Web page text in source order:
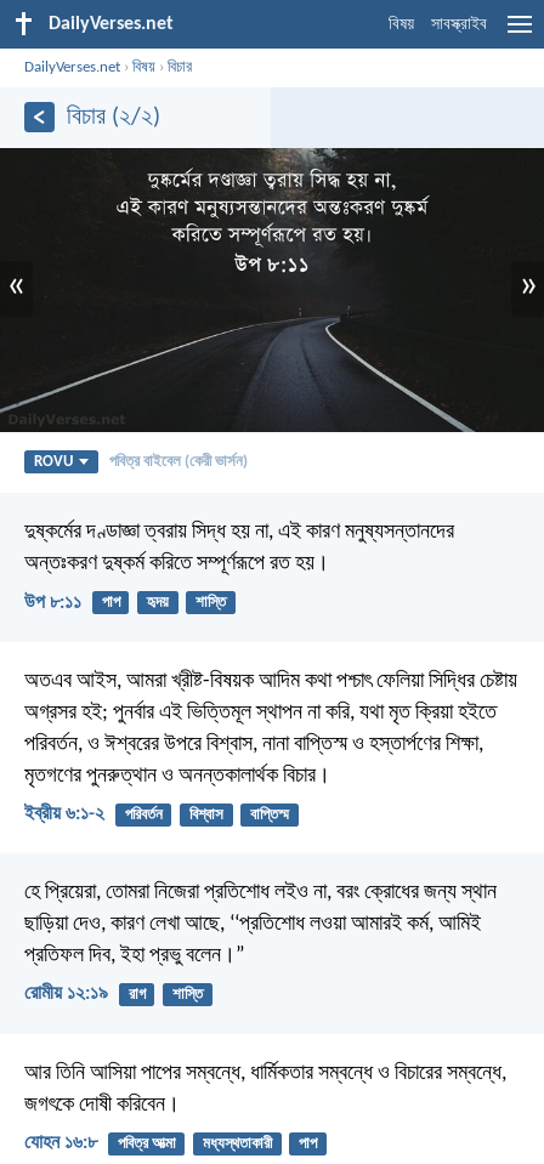
DailyVerses.net বিষয় সাবস্ক্রাইব
DailyVerses.net ›বিষয় ›বিচার
বিচার (২/২)
« »
ROVU পবিত্র বাইবেল (কেরী ভার্সন)
দুষ্কর্মের দণ্ডাজ্ঞা ত্বরায় সিদ্ধ হয় না, এই কারণ মনুষ্যসন্তানদের
অন্তঃকরণ দুষ্কর্ম করিতে সম্পূর্ণরূপে রত হয়।
উপ ৮:১১ পাপ হৃদয় শাস্তি
অতএব আইস, আমরা খ্রীষ্ট-বিষয়ক আদিম কথা পশ্চাৎ ফেলিয়া সিদ্ধির চেষ্টায়
অগ্রসর হই; পুনর্বার এই ভিত্তিমূল স্থাপন না করি, যথা মৃত ক্রিয়া হইতে
পরিবর্তন, ও ঈশ্বরের উপরে বিশ্বাস, নানা বাপ্তিস্ম ও হস্তার্পণের শিক্ষা,
মৃতগণের পুনরুত্থান ও অনন্তকালার্থক বিচার।
ইব্রীয় ৬:১-২ পরিবর্তন বিশ্বাস বাপ্তিস্ম
হে প্রিয়েরা, তোমরা নিজেরা প্রতিশোধ লইও না, বরং ক্রোধের জন্য স্থান
ছাড়িয়া দেও, কারণ লেখা আছে, ‘‘প্রতিশোধ লওয়া আমারই কর্ম, আমিই
প্রতিফল দিব, ইহা প্রভু বলেন।”
রোমীয় ১২:১৯ রাগ শাস্তি
আর তিনি আসিয়া পাপের সম্বন্ধে, ধার্মিকতার সম্বন্ধে ও বিচারের সম্বন্ধে,
জগৎকে দোষী করিবেন।
যোহন ১৬:৮ পবিত্র আত্মা মধ্যস্থতাকারী পাপ